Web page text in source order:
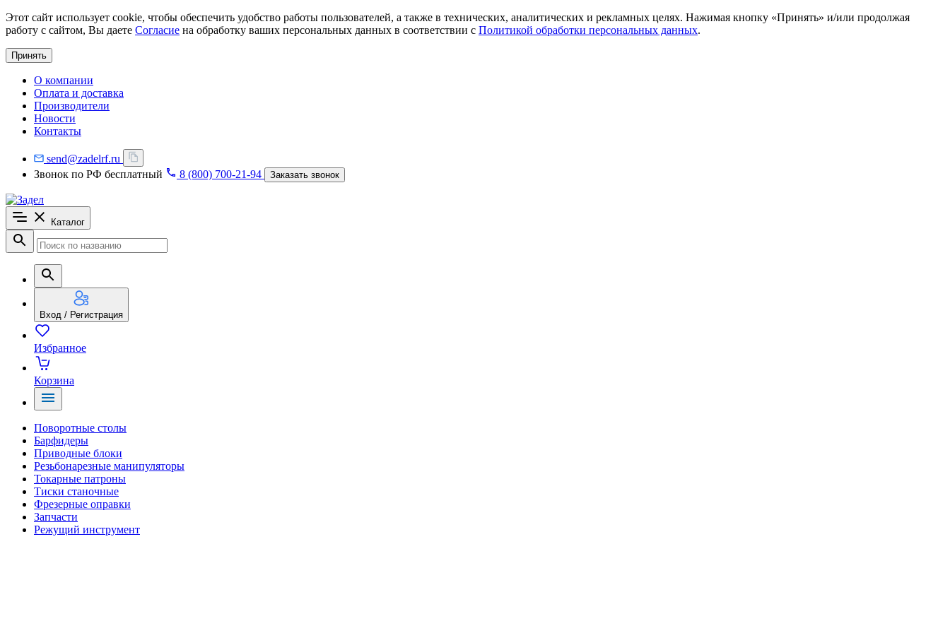
Этот сайт использует cookie, чтобы обеспечить удобство работы пользователей, а также в технических, аналитических и рекламных целях. Нажимая кнопку «Принять» и/или продолжая
работу с сайтом, Вы даете Согласие на обработку ваших персональных данных в соответствии с Политикой обработки персональных данных.
Принять
О компании
Оплата и доставка
Производители
Новости
Контакты
send@zadelrf.ru
Звонок по РФ бесплатный
8 (800) 700-21-94 Заказать звонок
Каталог
Вход / Регистрация
Избранное
Корзина
Поворотные столы
Барфидеры
Приводные блоки
Резьбонарезные манипуляторы
Токарные патроны
Тиски станочные
Фрезерные оправки
Запчасти
Режущий инструмент